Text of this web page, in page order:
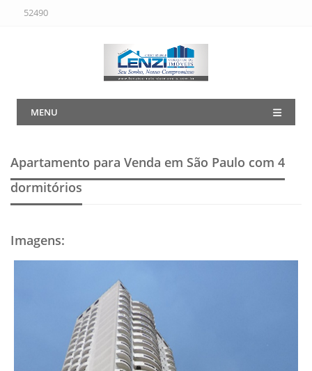
52490
MENU
Apartamento para Venda em São Paulo com 4
dormitórios
Imagens: